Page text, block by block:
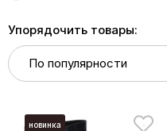
Упорядочить товары:
новинка